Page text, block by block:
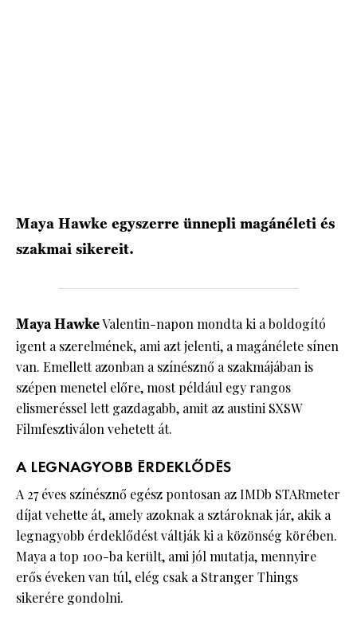
Maya Hawke egyszerre ünnepli magánéleti és
szakmai sikereit.
Maya HawkeValentin-napon mondta ki a boldogító
igent a szerelmének, ami azt jelenti, a magánélete sínen
van. Emellett azonban a színésznő a szakmájában is
szépen menetel előre, most például egy rangos
elismeréssel lett gazdagabb, amit az austini SXSW
Filmfesztiválon vehetett át.
A LEGNAGYOBB ÉRDEKLŐDÉS
A 27 éves színésznő egész pontosan az IMDb STARmeter
díjat vehette át, amely azoknak a sztároknak jár, akik a
legnagyobb érdeklődést váltják ki a közönség körében.
Maya a top 100-ba került, ami jól mutatja, mennyire
erős éveken van túl, elég csak a Stranger Things
sikerére gondolni.